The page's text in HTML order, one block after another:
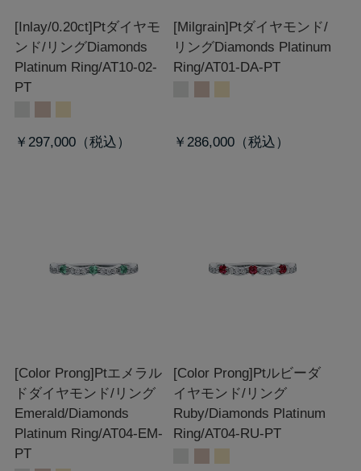
[Inlay/0.20ct]Ptダイヤモ
ンド/リングDiamonds
Platinum Ring/AT10-02-
PT
￥297,000
[Milgrain]Ptダイヤモンド/
リングDiamonds Platinum
Ring/AT01-DA-PT
￥286,000
[Color Prong]Ptエメラル
ドダイヤモンド/リング
Emerald/Diamonds
Platinum Ring/AT04-EM-
PT
[Color Prong]Ptルビーダ
イヤモンド/リング
Ruby/Diamonds Platinum
Ring/AT04-RU-PT